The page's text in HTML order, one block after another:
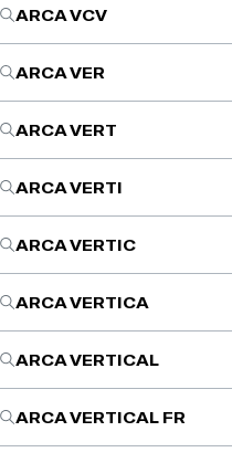
ARCA VCV
ARCA VER
ARCA VERT
ARCA VERTI
ARCA VERTIC
ARCA VERTICA
ARCA VERTICAL
ARCA VERTICAL FR